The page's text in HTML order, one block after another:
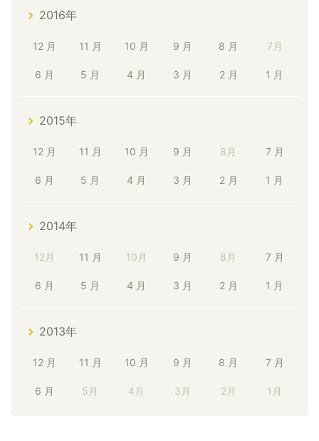
2016年
12 月 11 月 10 月 9 月 8 月 7月
6 月 5 月 4 月 3 月 2 月 1 月
2015年
12 月 11 月 10 月 9 月 8月 7 月
6 月 5 月 4 月 3 月 2 月 1 月
2014年
12月 11 月 10月 9 月 8月 7 月
6 月 5 月 4 月 3 月 2 月 1 月
2013年
12 月 11 月 10 月 9 月 8 月 7 月
6 月 5月 4月 3月 2月 1月